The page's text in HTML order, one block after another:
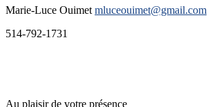
Marie-Luce Ouimet mluceouimet@gmail.com
514-792-1731
Au plaisir de votre présence